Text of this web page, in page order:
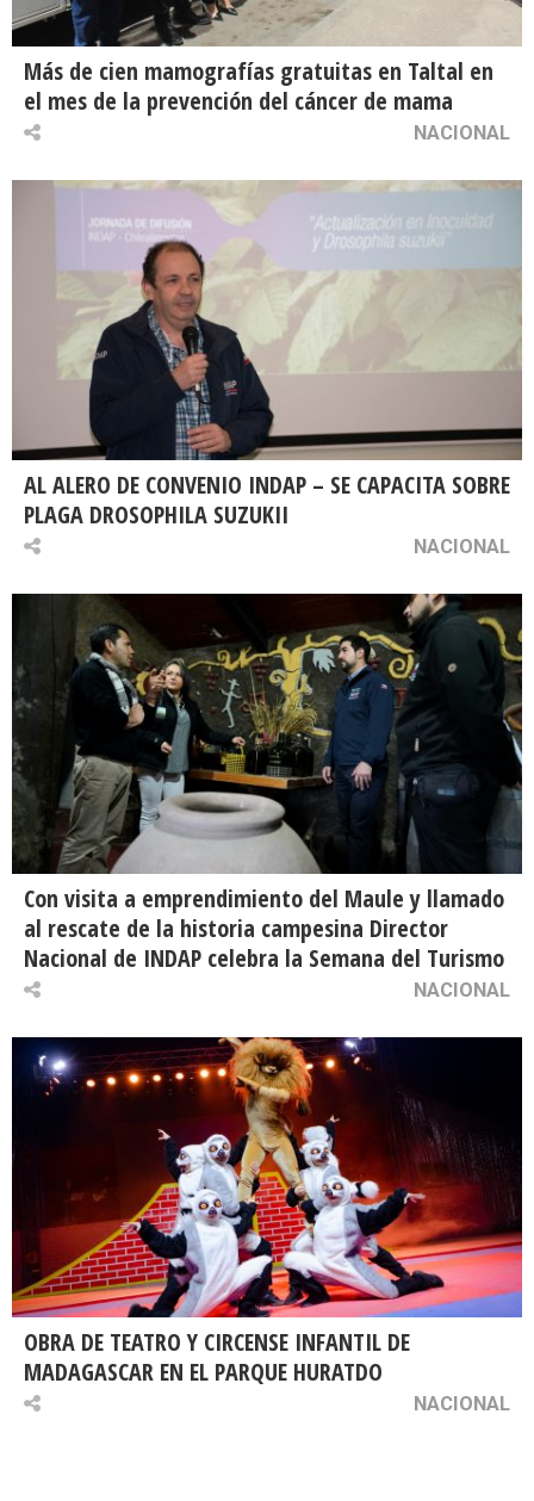
Más de cien mamografías gratuitas en Taltal en
el mes de la prevención del cáncer de mama
NACIONAL
AL ALERO DE CONVENIO INDAP – SE CAPACITA SOBRE
PLAGA DROSOPHILA SUZUKII
NACIONAL
Con visita a emprendimiento del Maule y llamado
al rescate de la historia campesina Director
Nacional de INDAP celebra la Semana del Turismo
NACIONAL
OBRA DE TEATRO Y CIRCENSE INFANTIL DE
MADAGASCAR EN EL PARQUE HURATDO
NACIONAL